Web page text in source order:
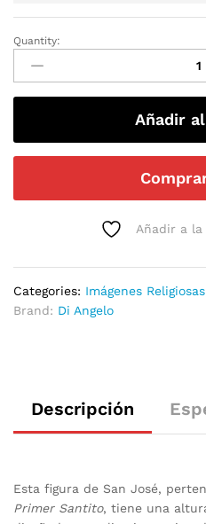
Quantity:
Añadir
Añadir a la
Categories: Imágenes Religiosas
Brand: Di Angelo
Descripción
Esta figura de San José,
Primer Santito, tiene una